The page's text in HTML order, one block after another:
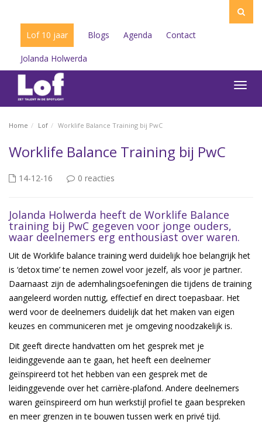
Lof 10 jaar Blogs Agenda Contact
Jolanda Holwerda
Home Lof Worklife Balance Training bij PwC
Worklife Balance Training bij PwC
14-12-16 0 reacties
Jolanda Holwerda heeft de Worklife Balance
training bij PwC gegeven voor jonge ouders,
waar deelnemers erg enthousiast over waren.
Uit de Worklife balance training werd duidelijk hoe belangrijk het
is ‘detox time’ te nemen zowel voor jezelf, als voor je partner.
Daarnaast zijn de ademhalingsoefeningen die tijdens de training
aangeleerd worden nuttig, effectief en direct toepasbaar. Het
werd voor de deelnemers duidelijk dat het maken van eigen
keuzes en communiceren met je omgeving noodzakelijk is.
Dit geeft directe handvatten om het gesprek met je
leidinggevende aan te gaan, het heeft een deelnemer
geïnspireerd tot het hebben van een gesprek met de
leidinggevende over het carrière-plafond. Andere deelnemers
waren geïnspireerd om hun werkstijl profiel te gaan bespreken
en meer grenzen in te bouwen tussen werk en privé tijd.